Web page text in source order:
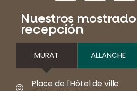
Nuestros
recepción
MURAT ALLANCHE
Place de l'Hôtel de ville